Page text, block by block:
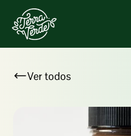
Ver todos